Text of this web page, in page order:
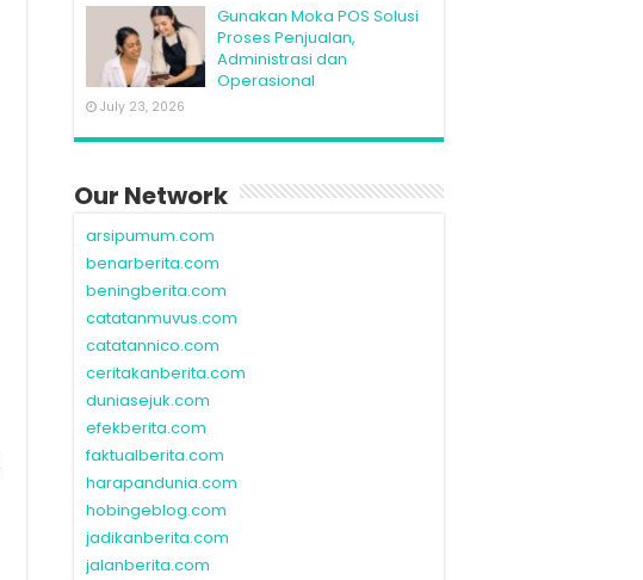
Gunakan Moka POS Solusi
Proses Penjualan,
Administrasi dan
Operasional
July 23, 2026
Our Network
arsipumum.com
benarberita.com
beningberita.com
catatanmuvus.com
catatannico.com
ceritakanberita.com
duniasejuk.com
efekberita.com
faktualberita.com
harapandunia.com
hobingeblog.com
jadikanberita.com
jalanberita.com